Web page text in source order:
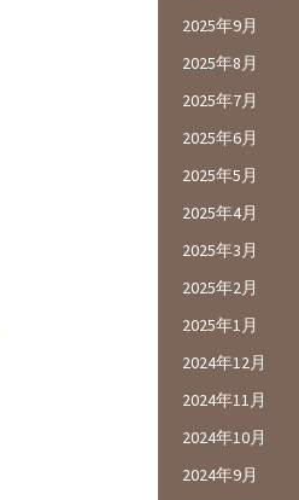
2025年9月
2025年8月
2025年7月
2025年6月
2025年5月
2025年4月
2025年3月
2025年2月
2025年1月
2024年12月
2024年11月
2024年10月
2024年9月